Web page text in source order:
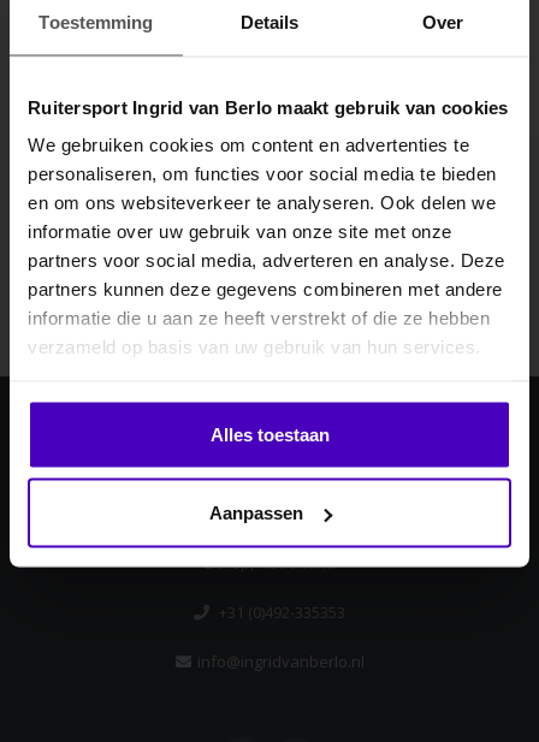
Toestemming Details Over
Ruitersport Ingrid van Berlo maakt gebruik van cookies
We gebruiken cookies om content en advertenties te
personaliseren, om functies voor social media te bieden
en om ons websiteverkeer te analyseren. Ook delen we
informatie over uw gebruik van onze site met onze
partners voor social media, adverteren en analyse. Deze
partners kunnen deze gegevens combineren met andere
informatie die u aan ze heeft verstrekt of die ze hebben
verzameld op basis van uw gebruik van hun services.
Alles toestaan
Aanpassen
Abonneer je op onze nieuwsbrief
Blijf op de hoogte over onze laatste acties
Abonneer
Lierop, Nederland
+31 (0)492-335353
info@ingridvanberlo.nl
MELD JE AAN VOOR
10% KORTING
.